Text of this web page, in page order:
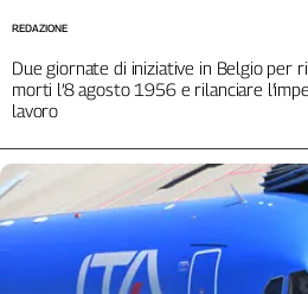
Due giornate di iniziative in Belgio per
morti l’8 agosto 1956 e rilanciare
lavoro
REDAZIONE